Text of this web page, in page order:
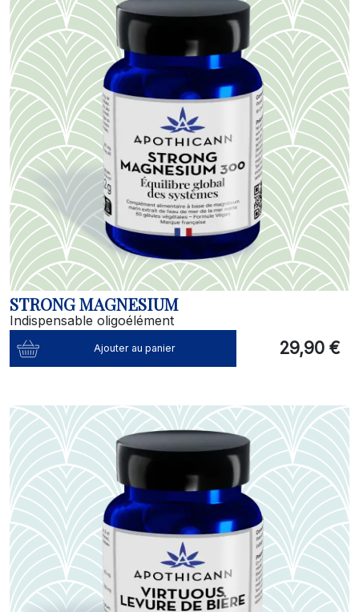
STRONG MAGNESIUM
Indispensable oligoélément
Ajouter au panier 29,90 €